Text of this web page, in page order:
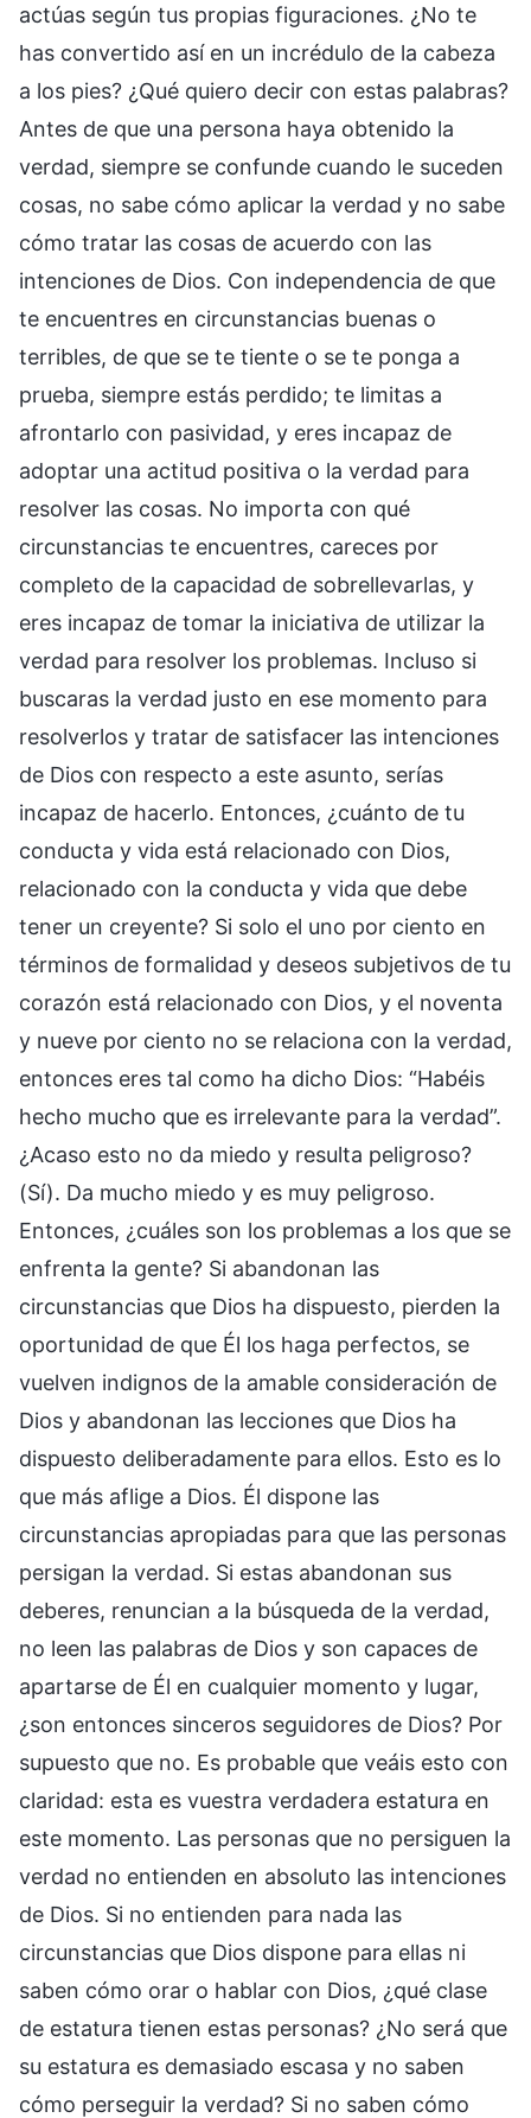
actúas según tus propias figuraciones. ¿No te
has convertido así en un incrédulo de la cabeza
a los pies? ¿Qué quiero decir con estas palabras?
Antes de que una persona haya obtenido la
verdad, siempre se confunde cuando le suceden
cosas, no sabe cómo aplicar la verdad y no sabe
cómo tratar las cosas de acuerdo con las
intenciones de Dios. Con independencia de que
te encuentres en circunstancias buenas o
terribles, de que se te tiente o se te ponga a
prueba, siempre estás perdido; te limitas a
afrontarlo con pasividad, y eres incapaz de
adoptar una actitud positiva o la verdad para
resolver las cosas. No importa con qué
circunstancias te encuentres, careces por
completo de la capacidad de sobrellevarlas, y
eres incapaz de tomar la iniciativa de utilizar la
verdad para resolver los problemas. Incluso si
buscaras la verdad justo en ese momento para
resolverlos y tratar de satisfacer las intenciones
de Dios con respecto a este asunto, serías
incapaz de hacerlo. Entonces, ¿cuánto de tu
conducta y vida está relacionado con Dios,
relacionado con la conducta y vida que debe
tener un creyente? Si solo el uno por ciento en
términos de formalidad y deseos subjetivos de tu
corazón está relacionado con Dios, y el noventa
y nueve por ciento no se relaciona con la verdad,
entonces eres tal como ha dicho Dios: “Habéis
hecho mucho que es irrelevante para la verdad”.
¿Acaso esto no da miedo y resulta peligroso?
(Sí). Da mucho miedo y es muy peligroso.
Entonces, ¿cuáles son los problemas a los que se
enfrenta la gente? Si abandonan las
circunstancias que Dios ha dispuesto, pierden la
oportunidad de que Él los haga perfectos, se
vuelven indignos de la amable consideración de
Dios y abandonan las lecciones que Dios ha
dispuesto deliberadamente para ellos. Esto es lo
que más aflige a Dios. Él dispone las
circunstancias apropiadas para que las personas
persigan la verdad. Si estas abandonan sus
deberes, renuncian a la búsqueda de la verdad,
no leen las palabras de Dios y son capaces de
apartarse de Él en cualquier momento y lugar,
¿son entonces sinceros seguidores de Dios? Por
supuesto que no. Es probable que veáis esto con
claridad: esta es vuestra verdadera estatura en
este momento. Las personas que no persiguen la
verdad no entienden en absoluto las intenciones
de Dios. Si no entienden para nada las
circunstancias que Dios dispone para ellas ni
saben cómo orar o hablar con Dios, ¿qué clase
de estatura tienen estas personas? ¿No será que
su estatura es demasiado escasa y no saben
cómo perseguir la verdad? Si no saben cómo